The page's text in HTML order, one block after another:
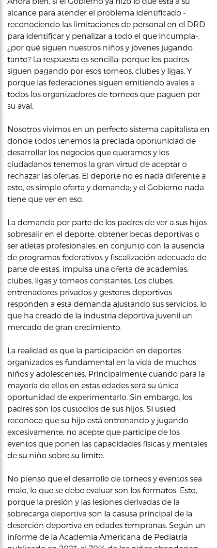
alcance para atender el problema identificado -
reconociendo las limitaciones de personal en el DRD
para identificar y penalizar a todo el que incumpla-,
¿por qué siguen nuestros niños y jóvenes jugando
tanto? La respuesta es sencilla: porque los padres
siguen pagando por esos torneos, clubes y ligas. Y
porque las federaciones siguen emitiendo avales a
todos los organizadores de torneos que paguen por
su aval.
Nosotros vivimos en un perfecto sistema capitalista en
donde todos tenemos la preciada oportunidad de
desarrollar los negocios que queramos y los
ciudadanos tenemos la gran virtud de aceptar o
rechazar las ofertas. El deporte no es nada diferente a
esto, es simple oferta y demanda; y el Gobierno nada
tiene que ver en eso.
La demanda por parte de los padres de ver a sus hijos
sobresalir en el deporte, obtener becas deportivas o
ser atletas profesionales, en conjunto con la ausencia
de programas federativos y fiscalización adecuada de
parte de estas, impulsa una oferta de academias,
clubes, ligas y torneos constantes. Los clubes,
entrenadores privados y gestores deportivos
responden a esta demanda ajustando sus servicios, lo
que ha creado de la industria deportiva juvenil un
mercado de gran crecimiento.
La realidad es que la participación en deportes
organizados es fundamental en la vida de muchos
niños y adolescentes. Principalmente cuando para la
mayoría de ellos en estas edades será su única
oportunidad de experimentarlo. Sin embargo, los
padres son los custodios de sus hijos. Si usted
reconoce que su hijo está entrenando y jugando
excesivamente, no acepte que participe de los
eventos que ponen las capacidades físicas y mentales
de su niño sobre su límite.
No pienso que el desarrollo de torneos y eventos sea
malo, lo que se debe evaluar son los formatos. Esto,
porque la presión y las lesiones derivadas de la
sobrecarga deportiva son la casusa principal de la
deserción deportiva en edades tempranas. Según un
informe de la Academia Americana de Pediatría